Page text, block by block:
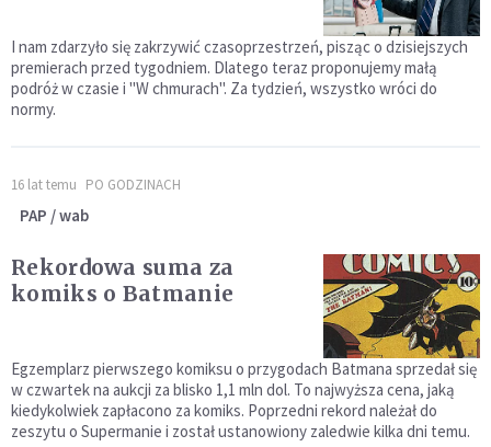
I nam zdarzyło się zakrzywić czasoprzestrzeń, pisząc o dzisiejszych
premierach przed tygodniem. Dlatego teraz proponujemy małą
podróż w czasie i "W chmurach". Za tydzień, wszystko wróci do
normy.
16 lat temu PO GODZINACH
PAP / wab
Rekordowa suma za
komiks o Batmanie
Egzemplarz pierwszego komiksu o przygodach Batmana sprzedał się
w czwartek na aukcji za blisko 1,1 mln dol. To najwyższa cena, jaką
kiedykolwiek zapłacono za komiks. Poprzedni rekord należał do
zeszytu o Supermanie i został ustanowiony zaledwie kilka dni temu.